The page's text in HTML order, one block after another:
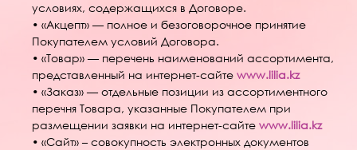
условиях, содержащихся в Договоре.
• «Акцепт» — полное и безоговорочное принятие
Покупателем условий Договора.
• «Товар» — перечень наименований ассортимента,
представленный на интернет-сайте www.lilia.kz
• «Заказ» — отдельные позиции из ассортиментного
перечня Товара, указанные Покупателем при
размещении заявки на интернет-сайте www.lilia.kz
• «Сайт» – совокупность электронных документов